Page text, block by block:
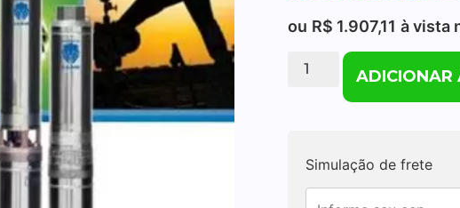
ou R$ 1.907,11 à vista
ADICIONAR
Simulação de frete